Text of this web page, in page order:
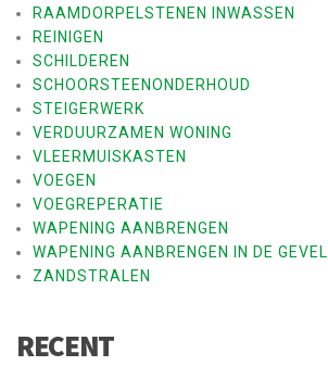
RAAMDORPELSTENEN INWASSEN
REINIGEN
SCHILDEREN
SCHOORSTEENONDERHOUD
STEIGERWERK
VERDUURZAMEN WONING
VLEERMUISKASTEN
VOEGEN
VOEGREPERATIE
WAPENING AANBRENGEN
WAPENING AANBRENGEN IN DE GEVEL
ZANDSTRALEN
RECENT